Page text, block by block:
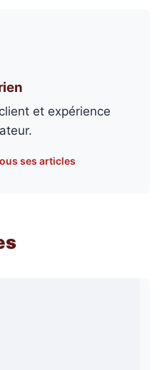
et expérience
ses articles